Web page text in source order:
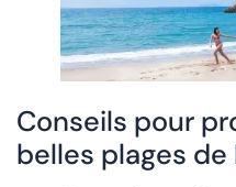
Conseils pour
belles plages